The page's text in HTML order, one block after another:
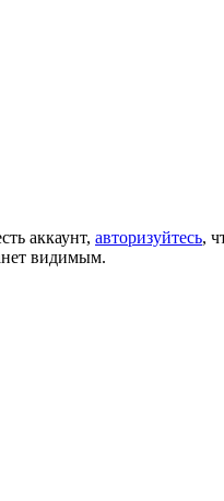
аккаунт, авторизуйтесь,
видимым.